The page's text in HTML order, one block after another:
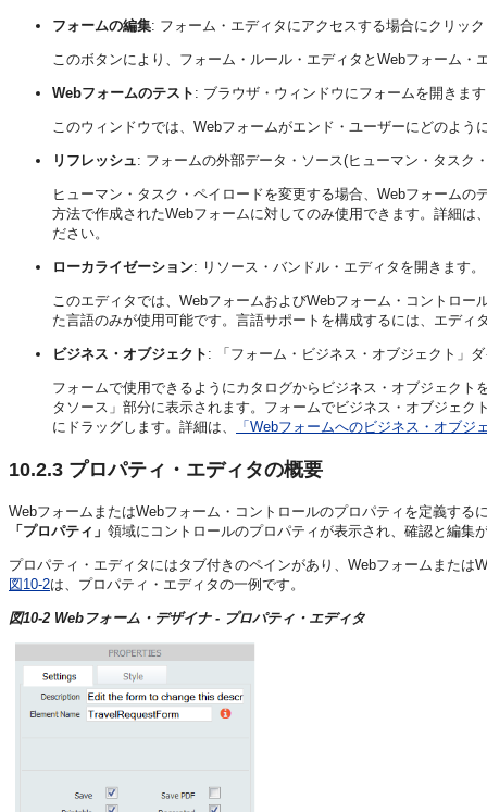
フォームの編集: フォーム・エディタにアクセスする場合にクリッ
このボタンにより、フォーム・ルール・エディタとWebフォーム・
Webフォームのテスト : ブラウザ・ウィンドウにフォームを開きま
このウィンドウでは、Webフォームがエンド・ユーザーにどのよ
リフレッシュ: フォームの外部データ・ソース(ヒューマン・タスク
ヒューマン・タスク・ペイロードを変更する場合、Webフォーム
方法で作成されたWebフォームに対してのみ使用できます。詳細は
ださい。
ローカライゼーション: リソース・バンドル・エディタを開きます。
このエディタでは、WebフォームおよびWebフォーム・コントロ
た言語のみが使用可能です。言語サポートを構成するには、エデ
ビジネス・オブジェクト : 「フォーム・ビジネス・オブジェクト」
フォームで使用できるようにカタログからビジネス・オブジェク
タソース」部分に表示されます。フォームでビジネス・オブジェ
にドラッグします。詳細は、
「Webフォームへのビジネス・オブジ
10.2.3 プロパティ・エディタの概要
WebフォームまたはWebフォーム・コントロールのプロパティを定義す
「プロパティ」 領域にコントロールのプロパティが表示され、確認と編集
プロパティ・エディタにはタブ付きのペインがあり、Webフォームまた
図10-2は、プロパティ・エディタの一例です。
図10-2 Webフォーム・デザイナ - プロパティ・エディタ